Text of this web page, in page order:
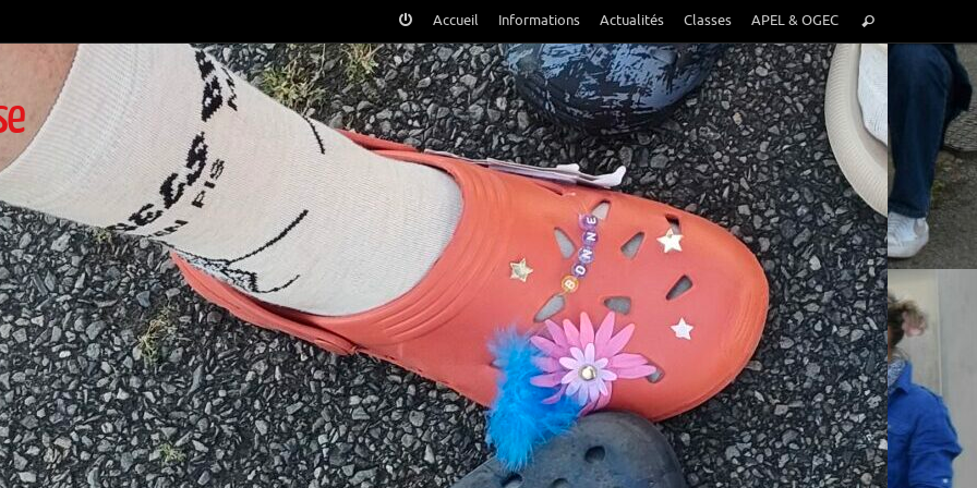
Accueil Informations Actualités Classes APEL & OGEC
pour
Rechercher